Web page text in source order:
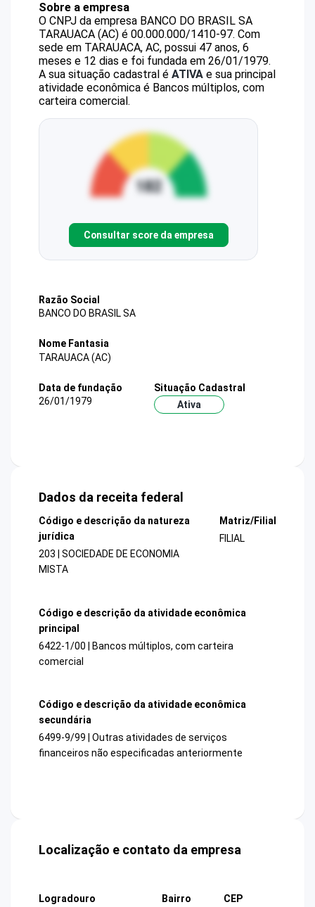
Sobre a empresa
O CNPJ da empresa BANCO DO BRASIL SA
TARAUACA (AC) é 00.000.000/1410-97. Com
sede em TARAUACA, AC, possui 47 anos, 6
meses e 12 dias e foi fundada em 26/01/1979.
A sua situação cadastral é ATIVA e sua principal
atividade econômica é Bancos múltiplos, com
carteira comercial.
Consultar score da empresa
Razão Social
BANCO DO BRASIL SA
Nome Fantasia
TARAUACA (AC)
Data de fundação
26/01/1979
Situação Cadastral
Ativa
Dados da receita federal
Código e descrição da natureza
jurídica
203 | SOCIEDADE DE ECONOMIA
MISTA
Matriz/Filial
FILIAL
Código e descrição da atividade econômica
principal
6422-1/00 | Bancos múltiplos, com carteira
comercial
Código e descrição da atividade econômica
secundária
6499-9/99 | Outras atividades de serviços
financeiros não especificadas anteriormente
Localização e contato da empresa
Logradouro
Bairro
CEP